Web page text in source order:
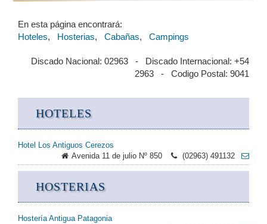
En esta página encontrará:
Hoteles, Hosterias, Cabañas, Campings
Discado Nacional: 02963 - Discado Internacional: +54
2963 - Codigo Postal: 9041
HOTELES
Hotel Los Antiguos Cerezos
Avenida 11 de julio Nº 850
(02963) 491132
HOSTERIAS
Hostería Antigua Patagonia